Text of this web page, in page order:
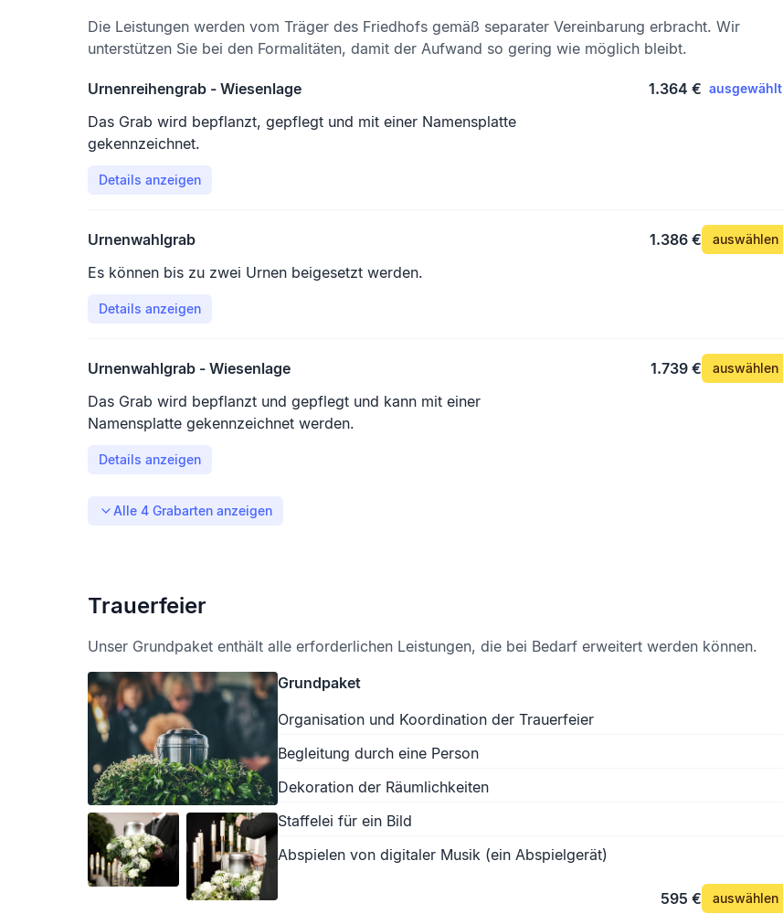
Die Leistungen werden vom Träger des Friedhofs gemäß separater Vereinbarung erbracht. Wir
unterstützen Sie bei den Formalitäten, damit der Aufwand so gering wie möglich bleibt.
Urnenreihengrab - Wiesenlage 1.364 € ausgewählt
Das Grab wird bepflanzt, gepflegt und mit einer Namensplatte
gekennzeichnet.
Details anzeigen
Urnenwahlgrab 1.386 € auswählen
Es können bis zu zwei Urnen beigesetzt werden.
Details anzeigen
Urnenwahlgrab - Wiesenlage 1.739 € auswählen
Das Grab wird bepflanzt und gepflegt und kann mit einer
Namensplatte gekennzeichnet werden.
Details anzeigen
Alle 4 Grabarten anzeigen
Trauerfeier
Unser Grundpaket enthält alle erforderlichen Leistungen, die bei Bedarf erweitert werden können.
Grundpaket
Organisation und Koordination der Trauerfeier
Begleitung durch eine Person
Dekoration der Räumlichkeiten
Staffelei für ein Bild
Abspielen von digitaler Musik (ein Abspielgerät)
595 € auswählen